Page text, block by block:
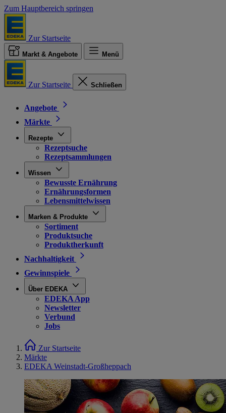
Zum Hauptbereich springen
Zur Startseite
Markt & Angebote Menü
Zur Startseite Schließen
Angebote
Märkte
Rezepte
Rezeptsuche
Rezeptsammlungen
Wissen
Bewusste Ernährung
Ernährungsformen
Lebensmittelwissen
Marken & Produkte
Sortiment
Produktsuche
Produktherkunft
Nachhaltigkeit
Gewinnspiele
Über EDEKA
EDEKA App
Newsletter
Verbund
Jobs
Zur Startseite
Märkte
EDEKA Weinstadt-Großheppach